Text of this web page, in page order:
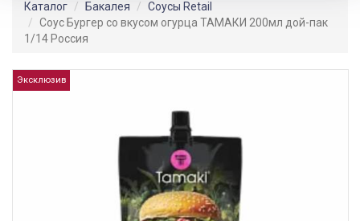
Каталог Бакалея
Соусы Retail
Соус Бургер со вкусом огурца ТАМАКИ 200мл дой-пак
1/14 Россия
Эксклюзив